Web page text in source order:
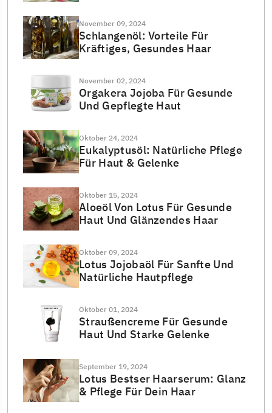
November 09, 2024
Schlangenöl: Vorteile Für
Kräftiges, Gesundes Haar
November 02, 2024
Orgakera Jojoba Für Gesunde
Und Gepflegte Haut
Oktober 24, 2024
Eukalyptusöl: Natürliche Pflege
Für Haut & Gelenke
Oktober 15, 2024
Aloeöl Von Lotus Für Gesunde
Haut Und Glänzendes Haar
Oktober 09, 2024
Lotus Jojobaöl Für Sanfte Und
Natürliche Hautpflege
Oktober 01, 2024
Straußencreme Für Gesunde
Haut Und Starke Gelenke
September 19, 2024
Lotus Bestser Haarserum: Glanz
& Pflege Für Dein Haar